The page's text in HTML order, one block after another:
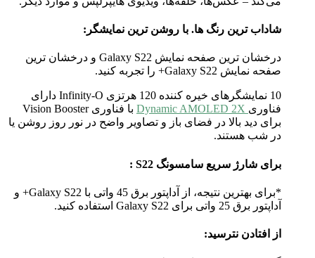
شاداب ترین رنگ ها. با روشن ترین نمایشگر:
درخشان ترین صفحه نمایش Galaxy S22 و درخشان ترین
صفحه نمایش Galaxy S22+ را تجربه کنید.
10 نمایشگرهای خیره کننده 120 هرتزی Infinity-O دارای
فناوری
با فناوری Vision Booster
برای دید بالا در فضای باز و تصاویر واضح در نور روز روشن یا
در شب هستند.
برای شارژ سریع سامسونگ S22 :
*برای بهترین نتیجه، از آداپتور برق 45 واتی با Galaxy S22+ و
آداپتور برق 25 واتی برای Galaxy S22 استفاده کنید.
از افتادن نترسید: